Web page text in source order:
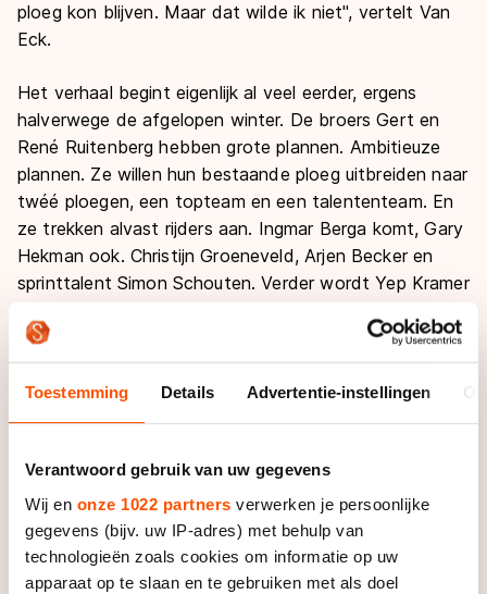
Toestemming Details Advertentie-instellingen
Verantwoord gebruik van uw gegevens
Wij en onze 1022 partners verwerken je persoonlijke
gegevens (bijv. uw IP-adres) met behulp van
technologieën zoals cookies om informatie op uw
apparaat op te slaan en te gebruiken met als doel
ploeg kon blijven. Maar dat wilde ik niet", vertelt Van
Eck.
Het verhaal begint eigenlijk al veel eerder, ergens
halverwege de afgelopen winter. De broers Gert en
René Ruitenberg hebben grote plannen. Ambitieuze
plannen. Ze willen hun bestaande ploeg uitbreiden naar
twéé ploegen, een topteam en een talententeam. En
ze trekken alvast rijders aan. Ingmar Berga komt, Gary
Hekman ook. Christijn Groeneveld, Arjen Becker en
sprinttalent Simon Schouten. Verder wordt Yep Kramer
Ruitenberg zorgen voor verbazing in het peloton, maar
ook voor de nodige scepsis. Want hoe, zo vragen
velen zich af, willen de Ruitenbergs dit financieren?
plannen waren te ambitieus", erkent Van Eck. "Al
hebben de Ruitenbergs ook tegenslag gehad. Ze leken
goed op weg, maar uiteindelijk liep het steeds net mis.
Ook met de drie Belgische jongens die erbij zouden
komen, onder andere Bart Swings en Ferre Spruyt. Zij